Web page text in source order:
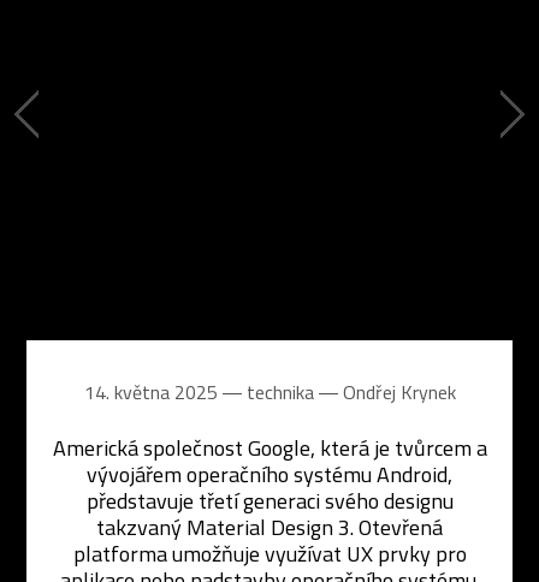
14. května 2025 ― technika ―Ondřej Krynek
Americká společnost Google, která je tvůrcem a
vývojářem operačního systému Android,
představuje třetí generaci svého designu
takzvaný Material Design 3. Otevřená
platforma umožňuje využívat UX prvky pro